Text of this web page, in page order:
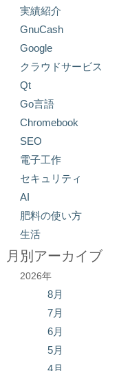
実績紹介
GnuCash
Google
クラウドサービス
Qt
Go言語
Chromebook
SEO
電子工作
セキュリティ
AI
肥料の使い方
生活
月別アーカイブ
2026年
8月
7月
6月
5月